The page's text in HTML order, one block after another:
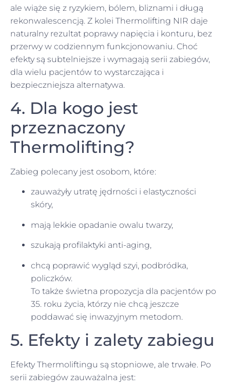
ale wiąże się z ryzykiem, bólem, bliznami i długą
rekonwalescencją. Z kolei Thermolifting NIR daje
naturalny rezultat poprawy napięcia i konturu, bez
przerwy w codziennym funkcjonowaniu. Choć
efekty są subtelniejsze i wymagają serii zabiegów,
dla wielu pacjentów to wystarczająca i
bezpieczniejsza alternatywa.
4. Dla kogo jest
przeznaczony
Thermolifting?
Zabieg polecany jest osobom, które:
zauważyły utratę jędrności i elastyczności
skóry,
mają lekkie opadanie owalu twarzy,
szukają profilaktyki anti-aging,
chcą poprawić wygląd szyi, podbródka,
policzków.
To także świetna propozycja dla pacjentów po
35. roku życia, którzy nie chcą jeszcze
poddawać się inwazyjnym metodom.
5. Efekty i zalety zabiegu
Efekty Thermoliftingu są stopniowe, ale trwałe. Po
serii zabiegów zauważalna jest: